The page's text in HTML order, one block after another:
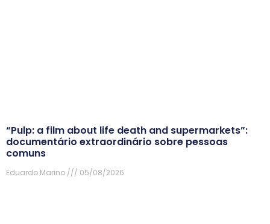
“Pulp: a film about life death and supermarkets”:
documentário extraordinário sobre pessoas
comuns
Eduardo Marino 05/08/2026